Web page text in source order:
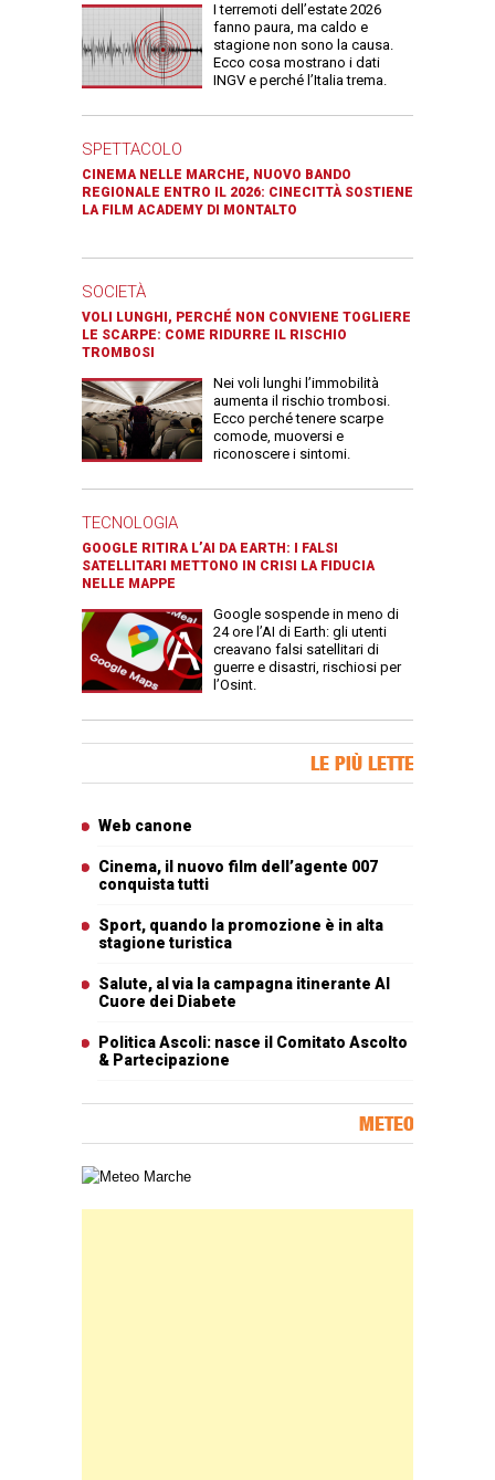
I terremoti dell’estate 2026
fanno paura, ma caldo e
stagione non sono la causa.
Ecco cosa mostrano i dati
INGV e perché l’Italia trema.
SPETTACOLO
CINEMA NELLE MARCHE, NUOVO BANDO
REGIONALE ENTRO IL 2026: CINECITTÀ SOSTIENE
LA FILM ACADEMY DI MONTALTO
SOCIETÀ
VOLI LUNGHI, PERCHÉ NON CONVIENE TOGLIERE
LE SCARPE: COME RIDURRE IL RISCHIO
TROMBOSI
Nei voli lunghi l’immobilità
aumenta il rischio trombosi.
Ecco perché tenere scarpe
comode, muoversi e
riconoscere i sintomi.
TECNOLOGIA
GOOGLE RITIRA L’AI DA EARTH: I FALSI
SATELLITARI METTONO IN CRISI LA FIDUCIA
NELLE MAPPE
Google sospende in meno di
24 ore l’AI di Earth: gli utenti
creavano falsi satellitari di
guerre e disastri, rischiosi per
l’Osint.
LE PIÙ LETTE
Web canone
Cinema, il nuovo film dell’agente 007
conquista tutti
Sport, quando la promozione è in alta
stagione turistica
Salute, al via la campagna itinerante Al
Cuore dei Diabete
Politica Ascoli: nasce il Comitato Ascolto
& Partecipazione
METEO
Carta meteorologica delle Marche